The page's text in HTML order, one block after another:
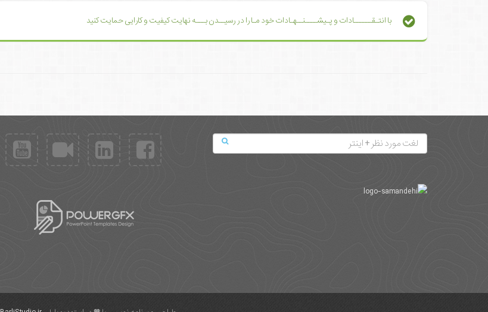
با انتـقــــــادات و پـیشــــنــهـادات خود مـا را در رسیــدن بـــه نهایت کیفیت و کارایی حمایت کنید
با انتـقــــــادات و پـیشــــنــهـادات خود مـا را در رسیــدن بـــه نهایت کیفیت و کارایی حمایت کنید